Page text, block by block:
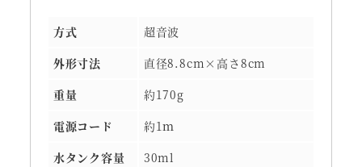
方式
超音波
外形寸法
直径8.8cm×高さ8cm
重量
約170g
電源コード
約1ｍ
水タンク容量
30ml